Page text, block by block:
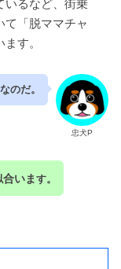
いるなど、街乗
て「脱ママチャ
す。
忠犬P
のだ。
います。